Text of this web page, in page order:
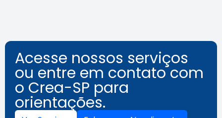
Acesse nossos serviços
ou entre em contato com
o Crea-SP para
orientações.